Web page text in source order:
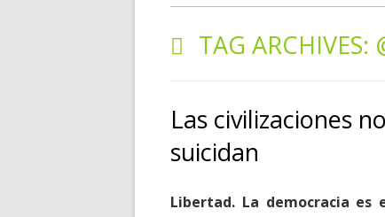
TAG ARCHIVES:
Las civilizaciones
suicidan
Libertad. La democracia es